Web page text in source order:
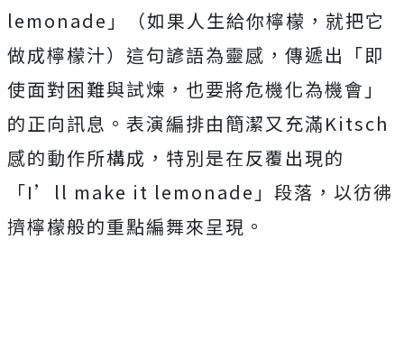
lemonade 」（如果人生給你檸檬，就把它
做成檸檬汁） 這句諺語為靈感，傳遞出「即
使面對困難與試煉， 也要將危機化為機會」
的正向訊息。表演編排由簡潔又充滿Kitsch
感的動作所構成，特別是在反覆出現的
「I’ll make it lemonade 」段落，以彷彿
擠檸檬般的重點編舞來呈現。